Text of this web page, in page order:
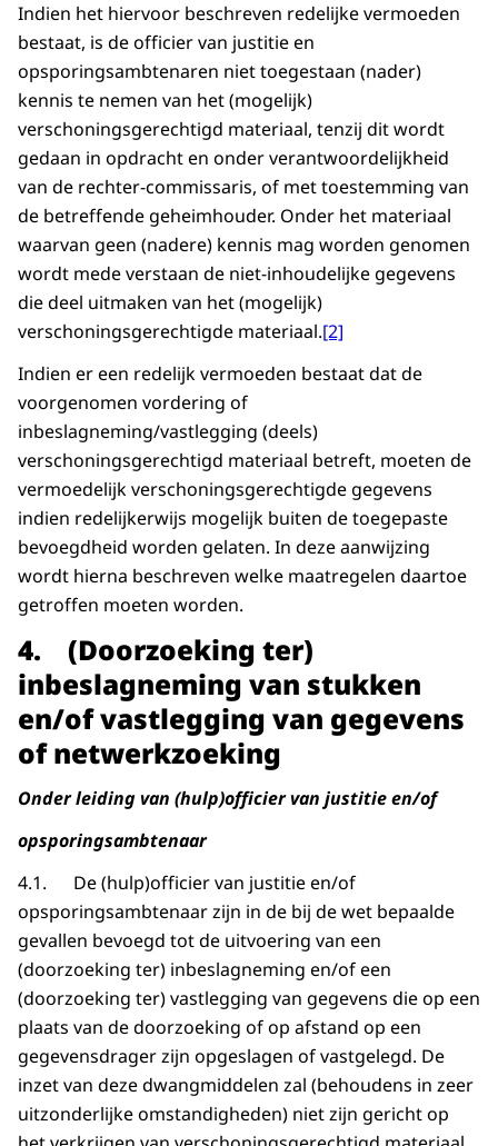
Indien het hiervoor beschreven redelijke vermoeden
bestaat, is de officier van justitie en
opsporingsambtenaren niet toegestaan (nader)
kennis te nemen van het (mogelijk)
verschoningsgerechtigd materiaal, tenzij dit wordt
gedaan in opdracht en onder verantwoordelijkheid
van de rechter-commissaris, of met toestemming van
de betreffende geheimhouder. Onder het materiaal
waarvan geen (nadere) kennis mag worden genomen
wordt mede verstaan de niet-inhoudelijke gegevens
die deel uitmaken van het (mogelijk)
verschoningsgerechtigde materiaal.[2]
Indien er een redelijk vermoeden bestaat dat de
voorgenomen vordering of
inbeslagneming/vastlegging (deels)
verschoningsgerechtigd materiaal betreft, moeten de
vermoedelijk verschoningsgerechtigde gegevens
indien redelijkerwijs mogelijk buiten de toegepaste
bevoegdheid worden gelaten. In deze aanwijzing
wordt hierna beschreven welke maatregelen daartoe
getroffen moeten worden.
4. (Doorzoeking ter)
inbeslagneming van stukken
en/of vastlegging van gegevens
of netwerkzoeking
Onder leiding van (hulp)officier van justitie en/of
opsporingsambtenaar
4.1. De (hulp)officier van justitie en/of
opsporingsambtenaar zijn in de bij de wet bepaalde
gevallen bevoegd tot de uitvoering van een
(doorzoeking ter) inbeslagneming en/of een
(doorzoeking ter) vastlegging van gegevens die op een
plaats van de doorzoeking of op afstand op een
gegevensdrager zijn opgeslagen of vastgelegd. De
inzet van deze dwangmiddelen zal (behoudens in zeer
uitzonderlijke omstandigheden) niet zijn gericht op